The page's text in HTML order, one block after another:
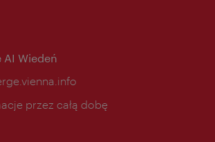
AI Wiedeń
przez całą dobę